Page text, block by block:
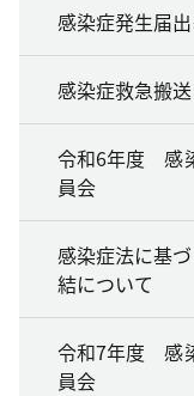
感染症発生届
感染症救急搬
令和6年度 感
員会
感染症法に基
結について
令和7年度 感
員会